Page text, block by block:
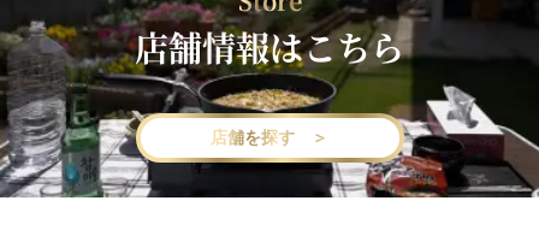
店舗情報はこちら
店舗を探す ＞